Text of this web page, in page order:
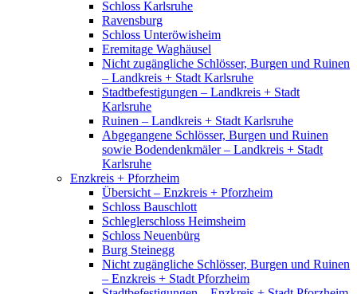
Schloss Karlsruhe
Ravensburg
Schloss Unteröwisheim
Eremitage Waghäusel
Nicht zugängliche Schlösser, Burgen und Ruinen
– Landkreis + Stadt Karlsruhe
Stadtbefestigungen – Landkreis + Stadt
Karlsruhe
Ruinen – Landkreis + Stadt Karlsruhe
Abgegangene Schlösser, Burgen und Ruinen
sowie Bodendenkmäler – Landkreis + Stadt
Karlsruhe
Enzkreis + Pforzheim
Übersicht – Enzkreis + Pforzheim
Schloss Bauschlott
Schleglerschloss Heimsheim
Schloss Neuenbürg
Burg Steinegg
Nicht zugängliche Schlösser, Burgen und Ruinen
– Enzkreis + Stadt Pforzheim